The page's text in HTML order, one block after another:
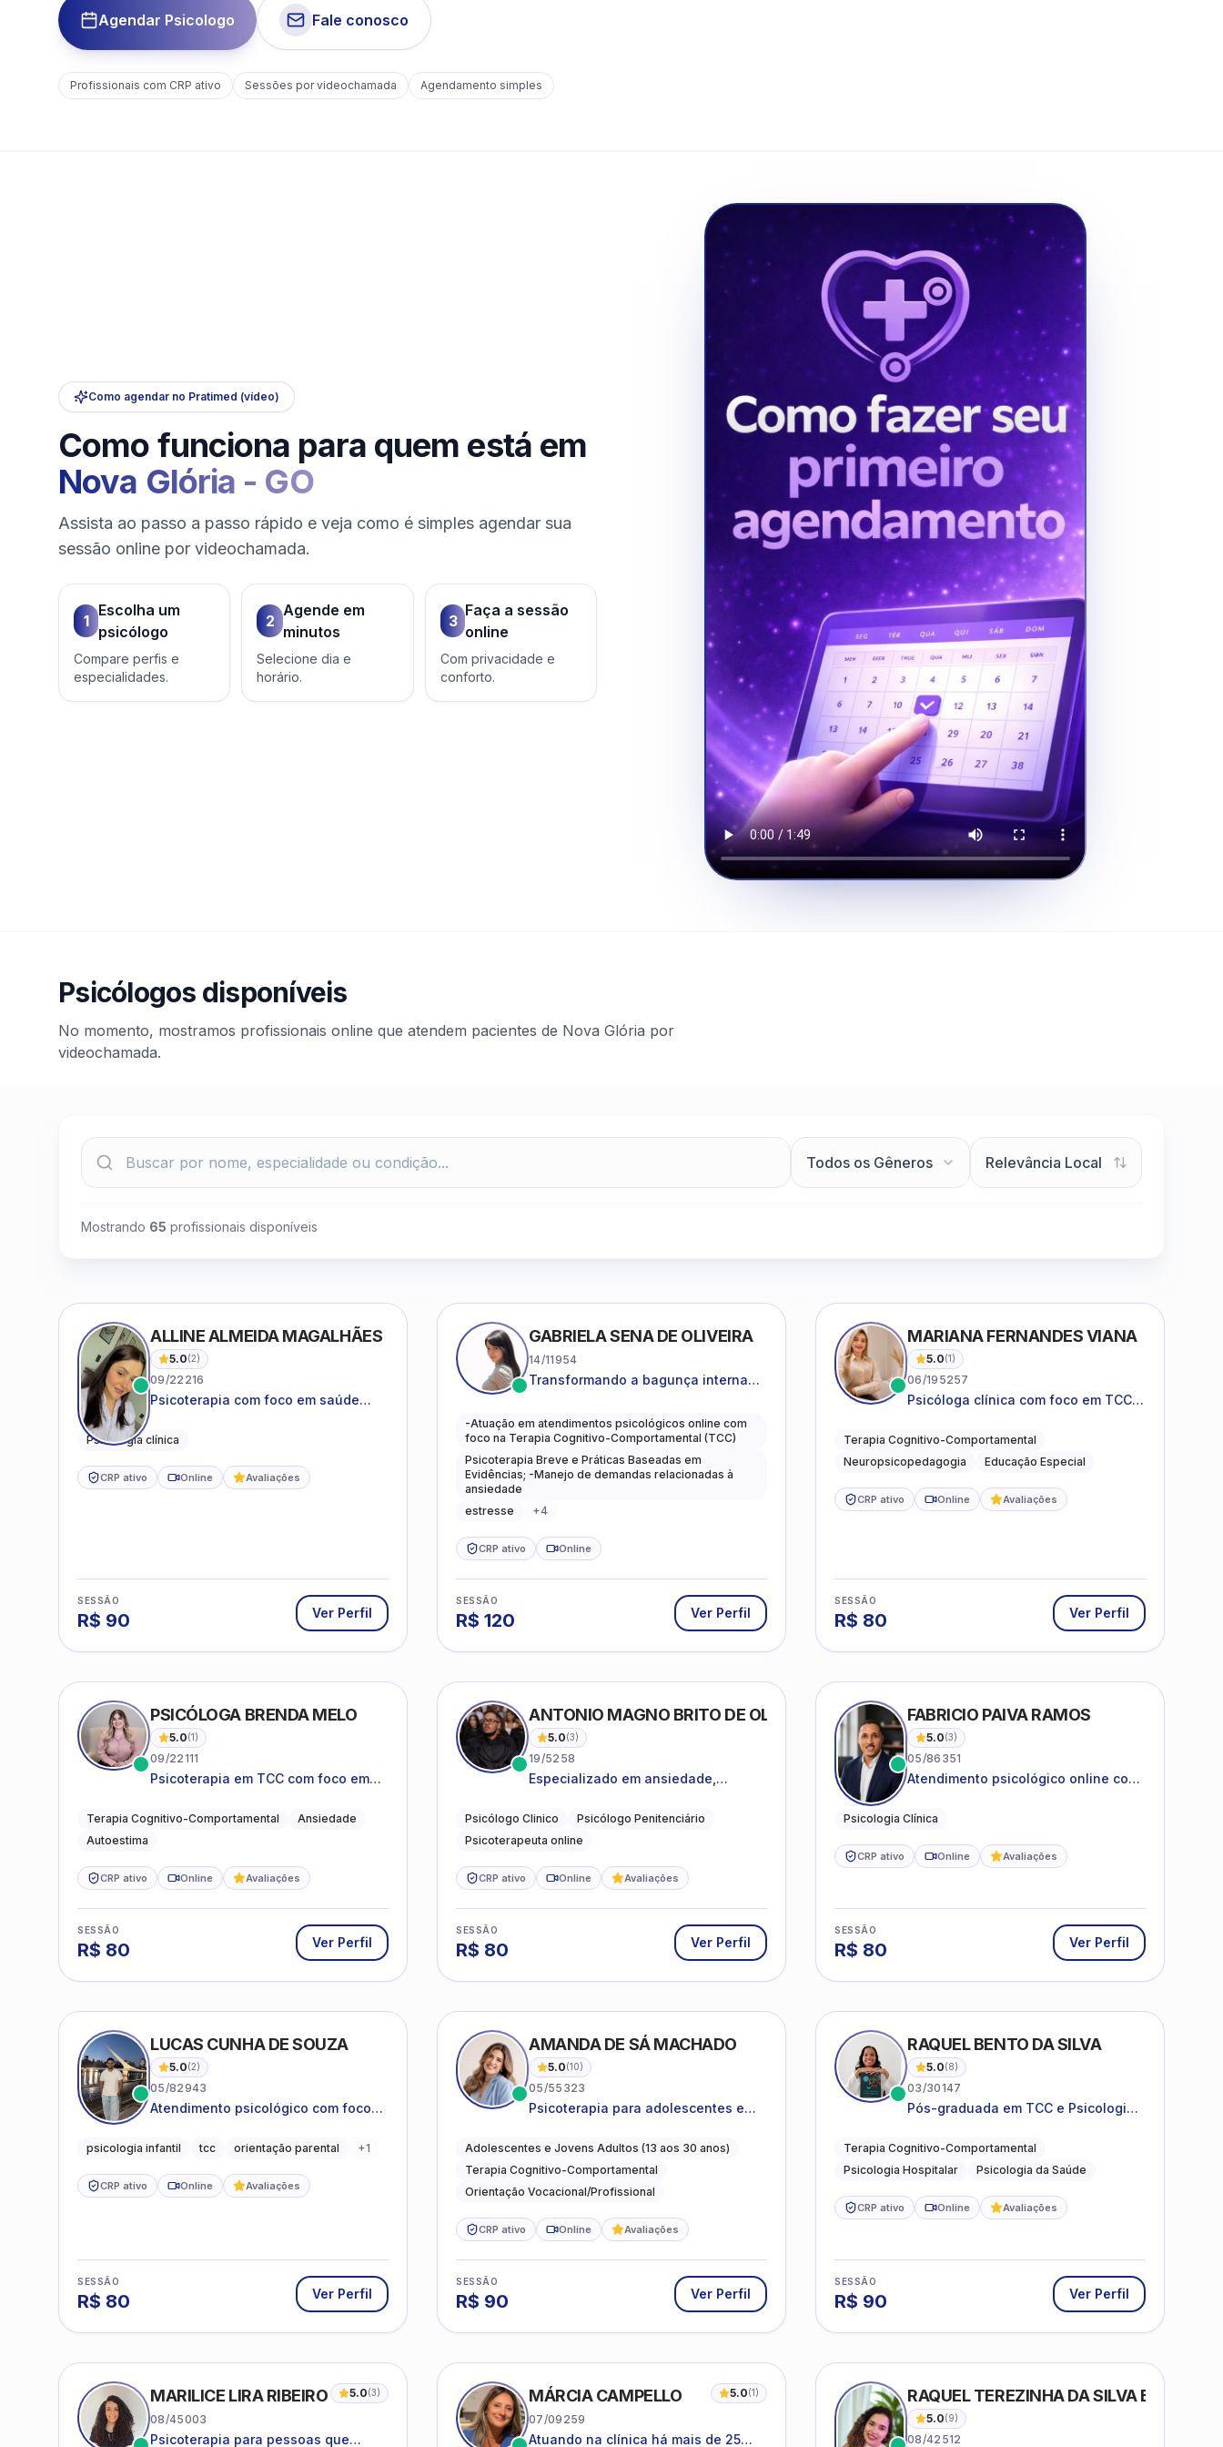
Agendar Psicologo Fale conosco
Profissionais com CRP ativo Sessões por videochamada Agendamento simples
Como agendar no Pratimed (vídeo)
Como funciona para quem está em
Nova Glória - GO
Assista ao passo a passo rápido e veja como é simples agendar sua
sessão online por videochamada.
1
Escolha um
psicólogo
Compare perfis e
especialidades.
2
Agende em
minutos
Selecione dia e
horário.
3
Faça a sessão
online
Com privacidade e
conforto.
Psicólogos disponíveis
No momento, mostramos profissionais online que atendem pacientes de Nova Glória por
videochamada.
Mostrando 65 profissionais disponíveis
ALLINE ALMEIDA MAGALHÃES
5.0(2)
09/22216
Psicoterapia com foco em saúde
autoestima para adolescentes e
Psicologia clínica
CRP ativo Online Avaliações
SESSÃO
R$ 90 Ver Perfil
GABRIELA SENA DE OLIVEIRA
14/11954
Transformando a bagunça interna
leveza e caminhos mais gentis para
se viver.
-Atuação em atendimentos psicológicos online com
foco na Terapia Cognitivo-Comportamental (TCC)
Psicoterapia Breve e Práticas Baseadas em
Evidências; -Manejo de demandas relacionadas à
ansiedade
estresse
+4
CRP ativo Online
SESSÃO
R$ 120 Ver Perfil
MARIANA FERNANDES VIANA
5.0(1)
06/195257
Psicóloga clínica com foco em TCC,
acompanhamento do
neurodesenvolvimento.
Terapia Cognitivo-Comportamental
Neuropsicopedagogia
Educação Especial
CRP ativo Online Avaliações
SESSÃO
R$ 80 Ver Perfil
PSICÓLOGA BRENDA MELO
5.0(1)
09/22111
Psicoterapia em TCC com foco em
práticas para o cotidiano
Terapia Cognitivo-Comportamental
Ansiedade
Autoestima
CRP ativo Online Avaliações
SESSÃO
R$ 80 Ver Perfil
ANTONIO MAGNO BRITO DE OLIVEIRA SILVA
5.0(3)
19/5258
Especializado em ansiedade,
conflitos familiares e questões
comportamentais.
Psicólogo Clinico
Psicólogo Penitenciário
Psicoterapeuta online
CRP ativo Online Avaliações
SESSÃO
R$ 80 Ver Perfil
FABRICIO PAIVA RAMOS
5.0(3)
05/86351
Atendimento psicológico online com
Psicologia Clínica
CRP ativo Online Avaliações
SESSÃO
R$ 80 Ver Perfil
LUCAS CUNHA DE SOUZA
5.0(2)
05/82943
Atendimento psicológico com foco
Comportamental (TCC), promovendo
vida.
psicologia infantil tcc orientação parental +1
CRP ativo Online Avaliações
SESSÃO
R$ 80 Ver Perfil
AMANDA DE SÁ MACHADO
5.0(10)
05/55323
Psicoterapia para adolescentes e
ansiedade, autoestima, relações e
orientação profissional
Adolescentes e Jovens Adultos (13 aos 30 anos)
Terapia Cognitivo-Comportamental
Orientação Vocacional/Profissional
CRP ativo Online Avaliações
SESSÃO
R$ 90 Ver Perfil
RAQUEL BENTO DA SILVA
5.0(8)
03/30147
Pós-graduada em TCC e Psicologia
Terapia Cognitivo-Comportamental
Psicologia Hospitalar
Psicologia da Saúde
CRP ativo Online Avaliações
SESSÃO
R$ 90 Ver Perfil
MARILICE LIRA RIBEIRO 5.0(3)
08/45003
Psicoterapia para pessoas que
MÁRCIA CAMPELLO 5.0(1)
07/09259
Atuando na clínica há mais de 25
RAQUEL TEREZINHA DA SILVA BIONDI
5.0(9)
08/42512